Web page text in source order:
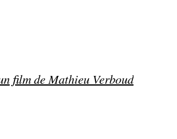
film de Mathieu Verboud